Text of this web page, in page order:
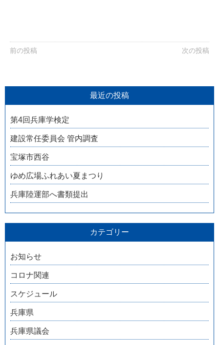
前の投稿 次の投稿
最近の投稿
第4回兵庫学検定
建設常任委員会 管内調査
宝塚市西谷
ゆめ広場ふれあい夏まつり
兵庫陸運部へ書類提出
カテゴリー
お知らせ
コロナ関連
スケジュール
兵庫県
兵庫県議会